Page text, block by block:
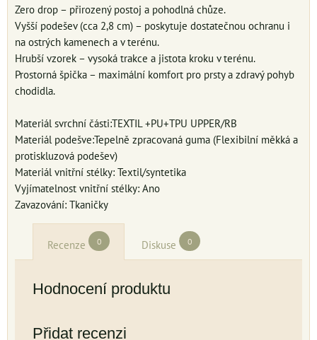
Zero drop – přirozený postoj a pohodlná chůze.
Vyšší podešev (cca 2,8 cm) – poskytuje dostatečnou ochranu i
na ostrých kamenech a v terénu.
Hrubší vzorek – vysoká trakce a jistota kroku v terénu.
Prostorná špička – maximální komfort pro prsty a zdravý pohyb
chodidla.
Materiál svrchní části:TEXTIL +PU+TPU UPPER/RB
Materiál podešve:Tepelně zpracovaná guma (Flexibilní měkká a
protiskluzová podešev)
Materiál vnitřní stélky: Textil/syntetika
Vyjímatelnost vnitřní stélky: Ano
Zavazování: Tkaničky
Recenze 0 Diskuse 0
Hodnocení produktu
Přidat recenzi